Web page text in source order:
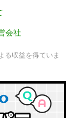
会社
る収益を得ていま